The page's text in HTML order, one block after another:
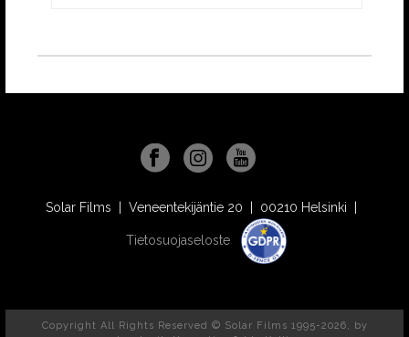
Solar Films | Veneentekijäntie 20 | 00210 Helsinki |
Tietosuojaseloste
Copyright All Rights Reserved © Solar Films 1995-2026, by